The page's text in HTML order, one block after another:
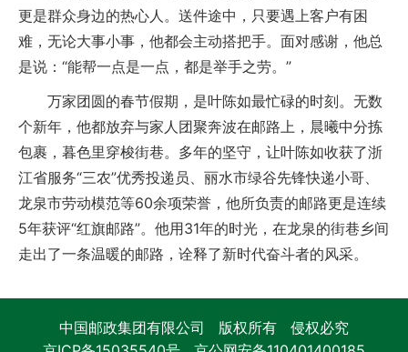
更是群众身边的热心人。送件途中，只要遇上客户有困
难，无论大事小事，他都会主动搭把手。面对感谢，他总
是说：“能帮一点是一点，都是举手之劳。”
万家团圆的春节假期，是叶陈如最忙碌的时刻。无数
个新年，他都放弃与家人团聚奔波在邮路上，晨曦中分拣
包裹，暮色里穿梭街巷。多年的坚守，让叶陈如收获了浙
江省服务“三农”优秀投递员、丽水市绿谷先锋快递小哥、
龙泉市劳动模范等60余项荣誉，他所负责的邮路更是连续
5年获评“红旗邮路”。他用31年的时光，在龙泉的街巷乡间
走出了一条温暖的邮路，诠释了新时代奋斗者的风采。
中国邮政集团有限公司 版权所有 侵权必究